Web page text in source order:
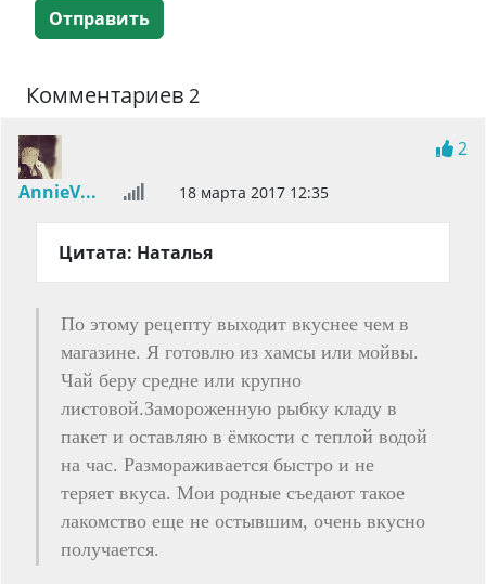
Отправить
Комментариев 2
2
AnnieV...
18 марта 2017 12:35
Цитата: Наталья
По этому рецепту выходит вкуснее чем в
магазине. Я готовлю из хамсы или мойвы.
Чай беру средне или крупно
листовой.Замороженную рыбку кладу в
пакет и оставляю в ёмкости с теплой водой
на час. Размораживается быстро и не
теряет вкуса. Мои родные съедают такое
лакомство еще не остывшим, очень вкусно
получается.